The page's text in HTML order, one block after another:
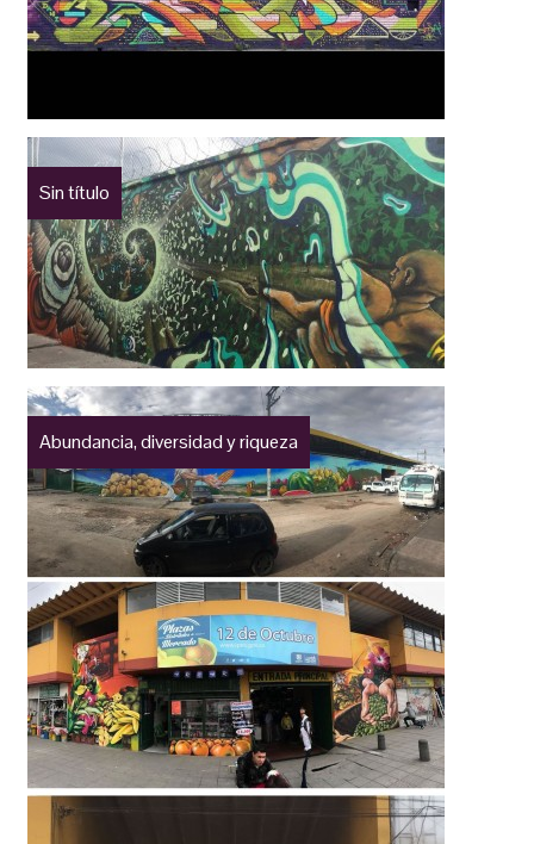
Sin título
Abundancia, diversidad y riqueza